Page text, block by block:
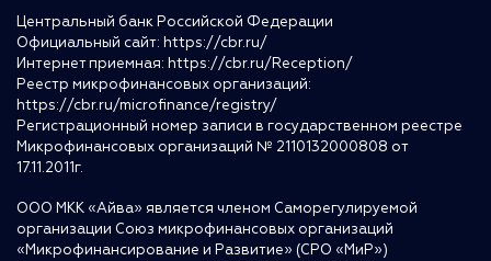
Центральный банк Российской Федерации
Официальный сайт: https://cbr.ru/
Интернет приемная: https://cbr.ru/Reception/
Реестр микрофинансовых организаций:
https://cbr.ru/microfinance/registry/
Регистрационный номер записи в государственном реестре
Микрофинансовых организаций № 2110132000808 от
17.11.2011г.
ООО МКК «Айва» является членом Саморегулируемой
организации Союз микрофинансовых организаций
«Микрофинансирование и Развитие» (СРО «МиР»)